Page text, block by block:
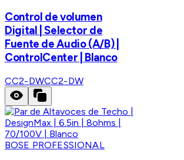
Control de volumen
Digital | Selector de
Fuente de Audio (A/B) |
ControlCenter | Blanco
CC2-DWCC2-DW
BOSE PROFESSIONAL